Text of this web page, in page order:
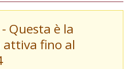
Questa è la
fino al